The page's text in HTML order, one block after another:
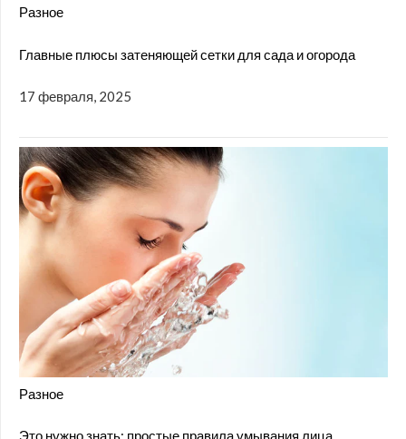
Разное
Главные плюсы затеняющей сетки для сада и огорода
17 февраля, 2025
Разное